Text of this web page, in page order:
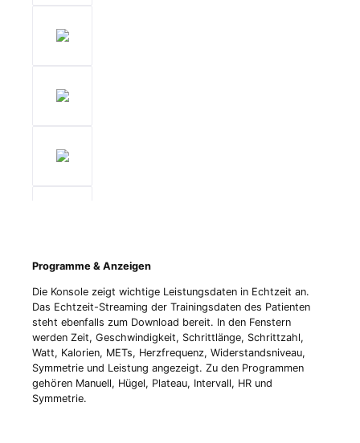
Programme & Anzeigen
Die Konsole zeigt wichtige Leistungsdaten in Echtzeit an.
Das Echtzeit-Streaming der Trainingsdaten des Patienten
steht ebenfalls zum Download bereit. In den Fenstern
werden Zeit, Geschwindigkeit, Schrittlänge, Schrittzahl,
Watt, Kalorien, METs, Herzfrequenz, Widerstandsniveau,
Symmetrie und Leistung angezeigt. Zu den Programmen
gehören Manuell, Hügel, Plateau, Intervall, HR und
Symmetrie.